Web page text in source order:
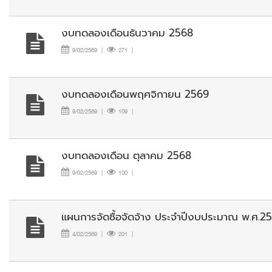
งบทดลองเดือนธันวาคม 2568
9/02/2569 | 271 |
งบทดลองเดือนพฤศจิกายน 2569
9/02/2569 | 109 |
งบทดลองเดือน ตุลาคม 2568
9/02/2569 | 100 |
แผนการจัดซื้อจัดจ้าง ประจำปีงบประมาณ พ.ศ
4/02/2569 | 201 |